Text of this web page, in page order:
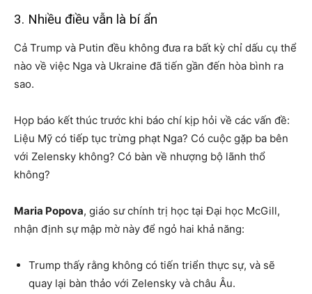
3. Nhiều điều vẫn là bí ẩn
Cả Trump và Putin đều không đưa ra bất kỳ chỉ dấu cụ thể
nào về việc Nga và Ukraine đã tiến gần đến hòa bình ra
sao.
Họp báo kết thúc trước khi báo chí kịp hỏi về các vấn đề:
Liệu Mỹ có tiếp tục trừng phạt Nga? Có cuộc gặp ba bên
với Zelensky không? Có bàn về nhượng bộ lãnh thổ
không?
Maria Popova, giáo sư chính trị học tại Đại học McGill,
nhận định sự mập mờ này để ngỏ hai khả năng:
Trump thấy rằng không có tiến triển thực sự, và sẽ
quay lại bàn thảo với Zelensky và châu Âu.